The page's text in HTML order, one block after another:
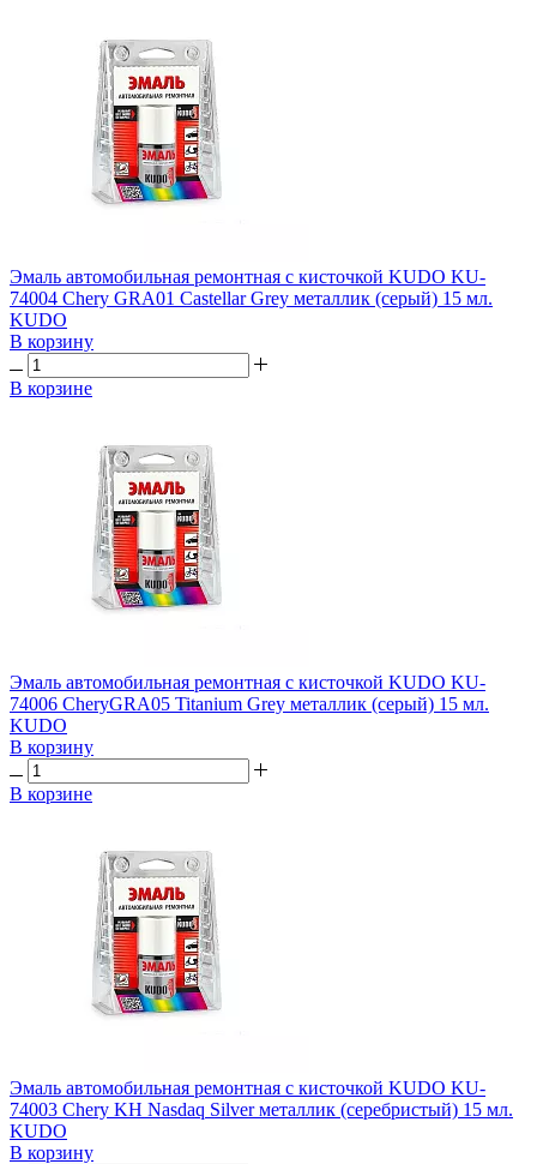
Эмаль автомобильная ремонтная с кисточкой KUDO KU-
74004 Chery GRA01 Castellar Grey металлик (серый) 15 мл.
KUDO
В корзину
В корзине
Эмаль автомобильная ремонтная с кисточкой KUDO KU-
74006 CheryGRA05 Titanium Grey металлик (серый) 15 мл.
KUDO
В корзину
В корзине
Эмаль автомобильная ремонтная с кисточкой KUDO KU-
74003 Chery KH Nasdaq Silver металлик (серебристый) 15 мл.
KUDO
В корзину